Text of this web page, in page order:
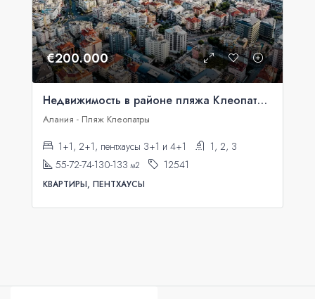
€200.000
Недвижимость в районе пляжа Клеопатры в рассрочку
Алания - Пляж Клеопатры
1+1, 2+1, пентхаусы 3+1 и 4+1
1, 2, 3
55-72-74-130-133 м2 12541
КВАРТИРЫ, ПЕНТХАУСЫ